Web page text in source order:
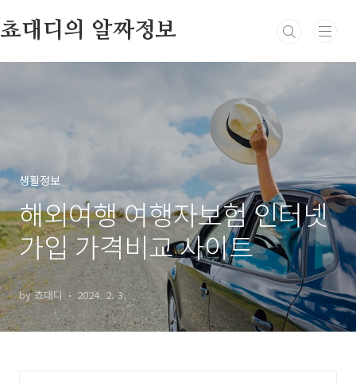
쵸대디의 알짜정보
생활정보
해외여행 여행자보험 인터넷
가입 가격비교 사이트
by 쵸대디 2024. 2. 3.